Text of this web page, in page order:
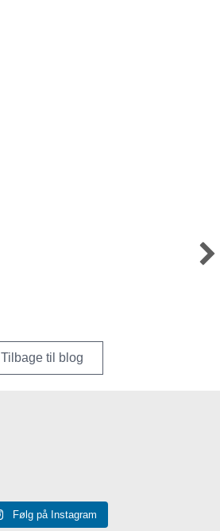
Tilbage til blog
Følg på Instagram